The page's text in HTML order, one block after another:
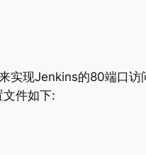
实现Jenkins的80端口访
件如下: